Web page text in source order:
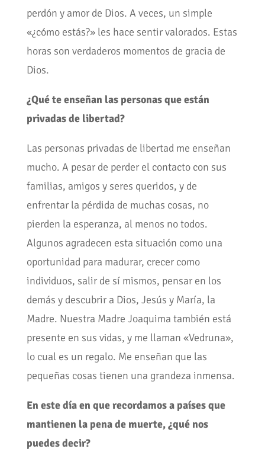
perdón y amor de Dios. A veces, un simple
«¿cómo estás?» les hace sentir valorados. Estas
horas son verdaderos momentos de gracia de
Dios.
¿Qué te enseñan las personas que están
privadas de libertad?
Las personas privadas de libertad me enseñan
mucho. A pesar de perder el contacto con sus
familias, amigos y seres queridos, y de
enfrentar la pérdida de muchas cosas, no
pierden la esperanza, al menos no todos.
Algunos agradecen esta situación como una
oportunidad para madurar, crecer como
individuos, salir de sí mismos, pensar en los
demás y descubrir a Dios, Jesús y María, la
Madre. Nuestra Madre Joaquima también está
presente en sus vidas, y me llaman «Vedruna»,
lo cual es un regalo. Me enseñan que las
pequeñas cosas tienen una grandeza inmensa.
En este día en que recordamos a países que
mantienen la pena de muerte, ¿qué nos
puedes decir?